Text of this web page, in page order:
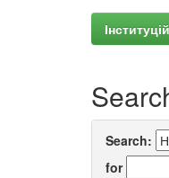
Search:
for